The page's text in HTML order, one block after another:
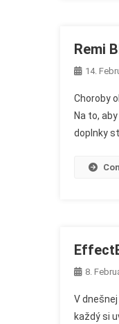
Remi
14.
Choroby
Na to,
doplnky
8.
V
každý si